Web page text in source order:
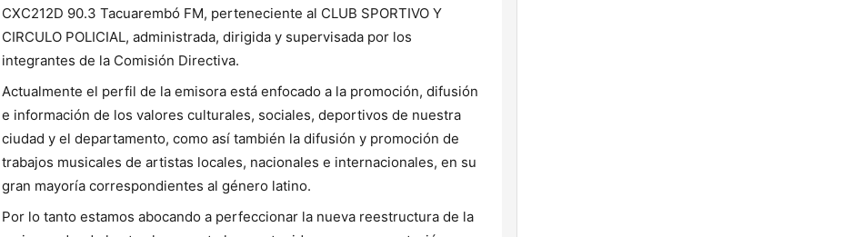
CXC212D 90.3 Tacuarembó FM, perteneciente al CLUB SPORTIVO Y
CIRCULO POLICIAL, administrada, dirigida y supervisada por los
integrantes de la Comisión Directiva.
Actualmente el perfil de la emisora está enfocado a la promoción, difusión
e información de los valores culturales, sociales, deportivos de nuestra
ciudad y el departamento, como así también la difusión y promoción de
trabajos musicales de artistas locales, nacionales e internacionales, en su
gran mayoría correspondientes al género latino.
Por lo tanto estamos abocando a perfeccionar la nueva reestructura de la